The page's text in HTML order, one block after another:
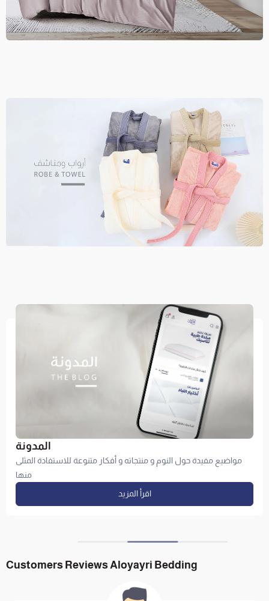
المدونة
مواضيع مفيدة حول النوم و منتجاته و أفكار متنوعة للاستفادة المثلى
منها
اقرأ المزيد
Customers Reviews Aloyayri Bedding